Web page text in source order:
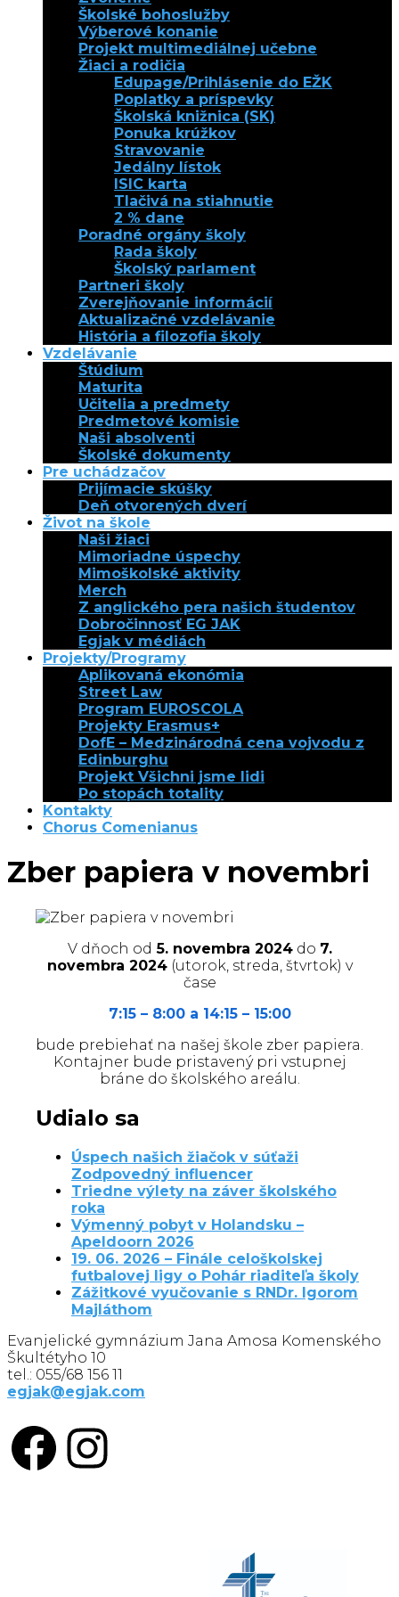
Školské bohoslužby
Výberové konanie
Projekt multimediálnej učebne
Žiaci a rodičia
Edupage/Prihlásenie do EŽK
Poplatky a príspevky
Školská knižnica (SK)
Ponuka krúžkov
Stravovanie
Jedálny lístok
ISIC karta
Tlačivá na stiahnutie
2 % dane
Poradné orgány školy
Rada školy
Školský parlament
Partneri školy
Zverejňovanie informácií
Aktualizačné vzdelávanie
História a filozofia školy
Vzdelávanie
Štúdium
Maturita
Učitelia a predmety
Predmetové komisie
Naši absolventi
Školské dokumenty
Pre uchádzačov
Prijímacie skúšky
Deň otvorených dverí
Život na škole
Naši žiaci
Mimoriadne úspechy
Mimoškolské aktivity
Merch
Z anglického pera našich študentov
Dobročinnosť EG JAK
Egjak v médiách
Projekty/Programy
Aplikovaná ekonómia
Street Law
Program EUROSCOLA
Projekty Erasmus+
DofE – Medzinárodná cena vojvodu z
Edinburghu
Projekt Všichni jsme lidi
Po stopách totality
Kontakty
Chorus Comenianus
Zber papiera v novembri
V dňoch od 5. novembra 2024do 7.
novembra 2024(utorok, streda, štvrtok) v
čase
7:15 – 8:00 a 14:15 – 15:00
bude prebiehať na našej škole zber papiera.
Kontajner bude pristavený pri vstupnej
bráne do školského areálu.
Udialo sa
Úspech našich žiačok v súťaži
Zodpovedný influencer
Triedne výlety na záver školského
roka
Výmenný pobyt v Holandsku –
Apeldoorn 2026
19. 06. 2026 – Finále celoškolskej
futbalovej ligy o Pohár riaditeľa školy
Zážitkové vyučovanie s RNDr. Igorom
Majláthom
Evanjelické gymnázium Jana Amosa Komenského
Škultétyho 10
tel.: 055/68 156 11
egjak@egjak.com
FacebookInstagram